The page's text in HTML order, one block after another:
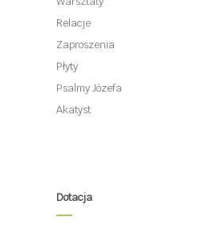
Relacje
Zaproszenia
Płyty
Psalmy Józefa
Akatyst
Dotacja